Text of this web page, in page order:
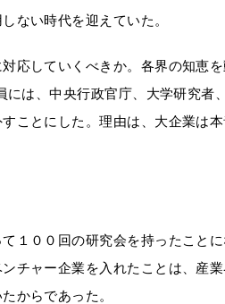
ない時代を迎えていた。
応していくべきか。各界の知恵
は、中央行政官庁、大学研究者
ことにした。理由は、大企業は
１００回の研究会を持ったこと
チャー企業を入れたことは、産
からであった。